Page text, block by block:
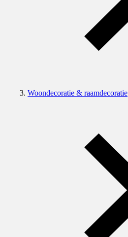
Woondecoratie & raamdecoratie